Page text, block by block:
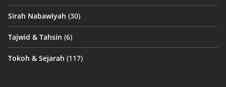
Sirah Nabawiyah (30)
Tajwid & Tahsin (6)
Tokoh & Sejarah (117)